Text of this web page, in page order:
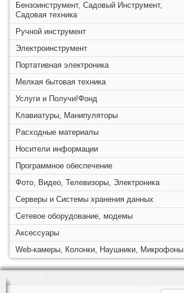
Бензоинструмент, Садовый Инструмент,
Садовая техника
Ручной инструмент
Электроинструмент
Портативная электроника
Мелкая бытовая техника
Услуги и Получи!Фонд
Клавиатуры, Манипуляторы
Расходные материалы
Носители информации
Программное обеспечение
Фото, Видео, Телевизоры, Электроника
Серверы и Системы хранения данных
Сетевое оборудование, модемы
Аксессуары
Web-камеры, Колонки, Наушники, Микрофоны